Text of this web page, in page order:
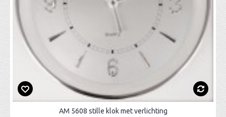
AM 5608 stille klok met verlichting